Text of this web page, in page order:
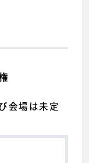
会場は未定